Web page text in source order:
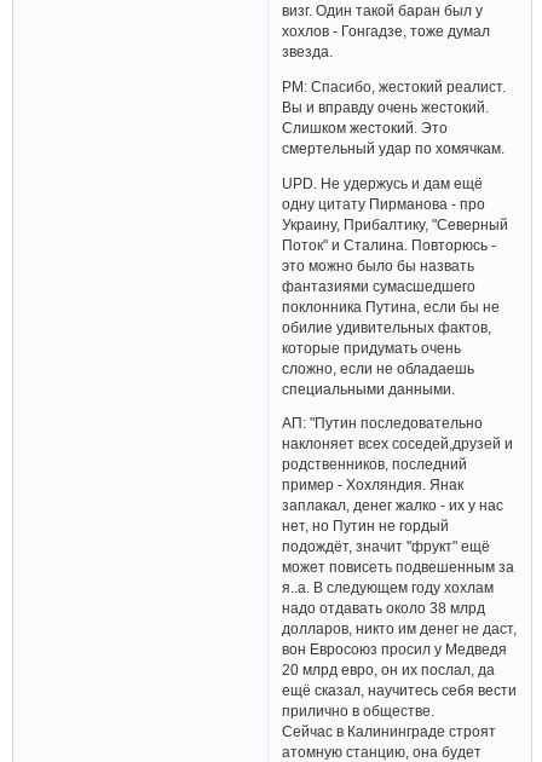
визг. Один такой баран был у
хохлов - Гонгадзе, тоже думал
звезда.
РМ: Спасибо, жестокий реалист.
Вы и вправду очень жестокий.
Слишком жестокий. Это
смертельный удар по хомячкам.
UPD. Не удержусь и дам ещё
одну цитату Пирманова - про
Украину, Прибалтику, "Северный
Поток" и Сталина. Повторюсь -
это можно было бы назвать
фантазиями сумасшедшего
поклонника Путина, если бы не
обилие удивительных фактов,
которые придумать очень
сложно, если не обладаешь
специальными данными.
АП: "Путин последовательно
наклоняет всех соседей,друзей и
родственников, последний
пример - Хохляндия. Янак
заплакал, денег жалко - их у нас
нет, но Путин не гордый
подождёт, значит "фрукт" ещё
может повисеть подвешенным за
я..а. В следующем году хохлам
надо отдавать около 38 млрд
долларов, никто им денег не даст,
вон Евросоюз просил у Медведя
20 млрд евро, он их послал, да
ещё сказал, научитесь себя вести
прилично в обществе.
Сейчас в Калининграде строят
атомную станцию, она будет